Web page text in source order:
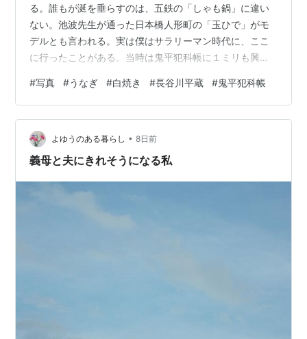
る。誰もが涎を垂らすのは、五鉄の「しゃも鍋」に違い
ない。池波先生が通った日本橋人形町の「玉ひで」がモ
デルとも言われる。実は僕はサラリーマン時代に、ここ
に行ったことがある。当時は鬼平犯科帳に１ミリも興味
機会もない。東北道の羽生パーキングの鬼平江戸処に
「軍鶏鍋五鉄」が再現されているらしいが、まさか素面
で食べるものもでもあるまいし、なかなかハードルが高
い。 池波先生は、うなぎについても何度も繰り返し描写
している。ぶつ切りで焼くだけの下魚料理だったうなぎ
#写真 #うなぎ #白焼き #長谷川平蔵 #鬼平犯科帳
よゆうのある暮らし • 8日前
義母と夫にきれそうになる私